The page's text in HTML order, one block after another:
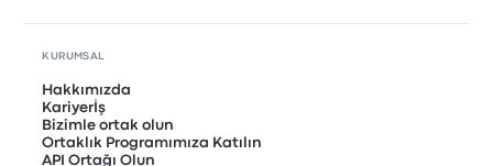
KURUMSAL
Hakkımızda
Kariyerİş
Bizimle ortak olun
Ortaklık Programımıza Katılın
API Ortağı Olun